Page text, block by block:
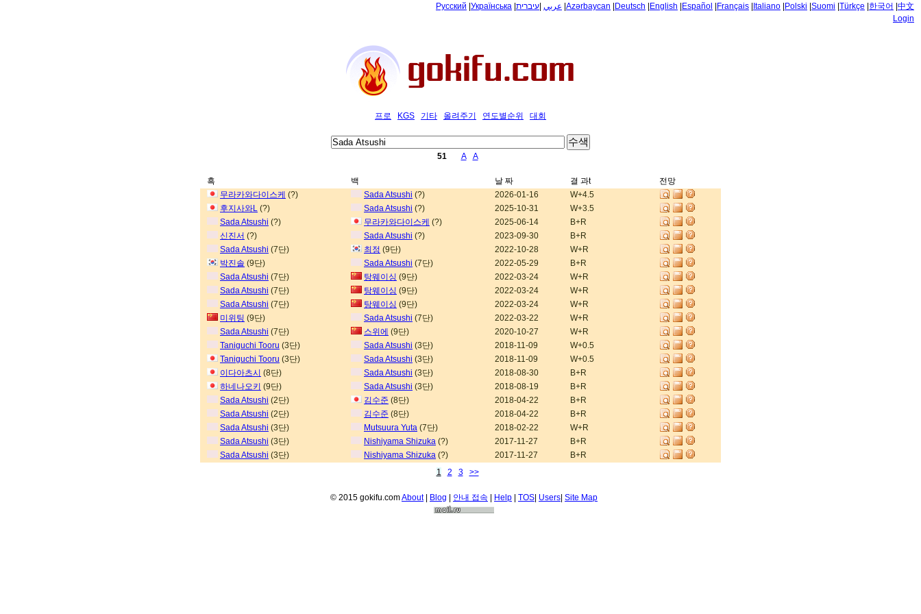
Русский Українська عربي עיברית Azərbaycan Deutsch English Español Français Italiano Polski Suomi Türkçe 한국어 中文
Login
프로 KGS 기타 올려주기 연도별순위 대회
51 A A
흑 백 날 짜 결 과t
전망
무라카와다이스케 (?) Sada Atsushi (?) 2026-01-16
W+4.5
후지사와L (?) Sada Atsushi (?) 2025-10-31
W+3.5
Sada Atsushi (?) 무라카와다이스케 (?) 2025-06-14
B+R
신진서 (?) Sada Atsushi (?) 2023-09-30
B+R
Sada Atsushi (7단) 최정 (9단) 2022-10-28
W+R
박진솔 (9단) Sada Atsushi (7단) 2022-05-29
B+R
Sada Atsushi (7단) 탕웨이싱 (9단) 2022-03-24
W+R
Sada Atsushi (7단) 탕웨이싱 (9단) 2022-03-24
W+R
Sada Atsushi (7단) 탕웨이싱 (9단) 2022-03-24
W+R
미위팅 (9단) Sada Atsushi (7단) 2022-03-22
W+R
Sada Atsushi (7단) 스위에 (9단) 2020-10-27
W+R
Taniguchi Tooru (3단) Sada Atsushi (3단) 2018-11-09
W+0.5
Taniguchi Tooru (3단) Sada Atsushi (3단) 2018-11-09
W+0.5
이다아츠시 (8단) Sada Atsushi (3단) 2018-08-30
B+R
하네나오키 (9단) Sada Atsushi (3단) 2018-08-19
B+R
Sada Atsushi (2단) 김수준 (8단) 2018-04-22
B+R
Sada Atsushi (2단) 김수준 (8단) 2018-04-22
B+R
Sada Atsushi (3단) Mutsuura Yuta (7단) 2018-02-22
W+R
Sada Atsushi (3단) Nishiyama Shizuka (?) 2017-11-27
B+R
Sada Atsushi (3단) Nishiyama Shizuka (?) 2017-11-27
B+R
1
2 3 >>
© 2015 gokifu.comAbout| Blog | 안내 접속 | Help | TOS| Users| Site Map